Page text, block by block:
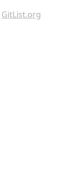
GitList.org